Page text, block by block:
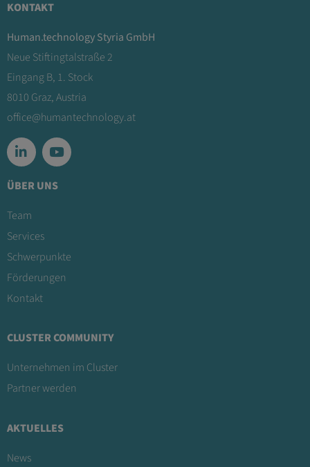
KONTAKT
Human.technology Styria GmbH
Neue Stiftingtalstraße 2
Eingang B, 1. Stock
8010 Graz, Austria
office@humantechnology.at
ÜBER UNS
Team
Services
Schwerpunkte
Förderungen
Kontakt
CLUSTER COMMUNITY
Unternehmen im Cluster
Partner werden
AKTUELLES
News